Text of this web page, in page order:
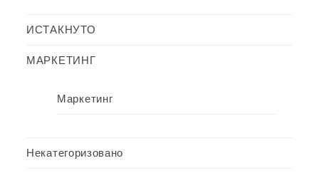
ИСТАКНУТО
МАРКЕТИНГ
Маркетинг
Некатегоризовано